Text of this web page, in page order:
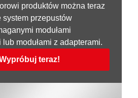
produktów można teraz
przepustów
modułami
modułami z adapterami.
teraz!